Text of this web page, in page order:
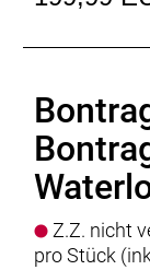
Z.Z. nicht
pro Stück